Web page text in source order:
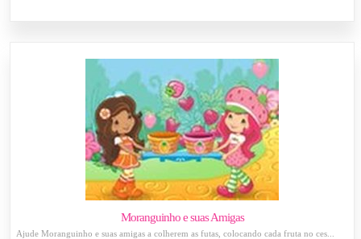
Moranguinho e suas Amigas
Ajude Moranguinho e suas amigas a colherem as futas, colocando cada fruta no ces...